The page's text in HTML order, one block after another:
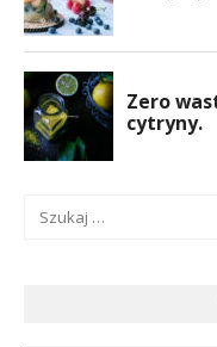
Szukaj: